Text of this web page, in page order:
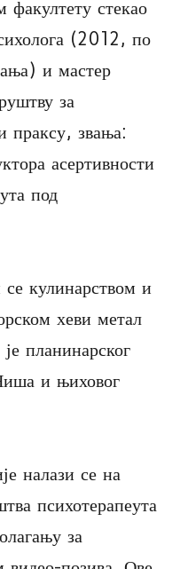
стекао
(2012, по
и мастер
за
праксу, звања:
асертивности
под
кулинарством и
хеви метал
планинарског
и њиховог
налази се на
психотерапеута
за